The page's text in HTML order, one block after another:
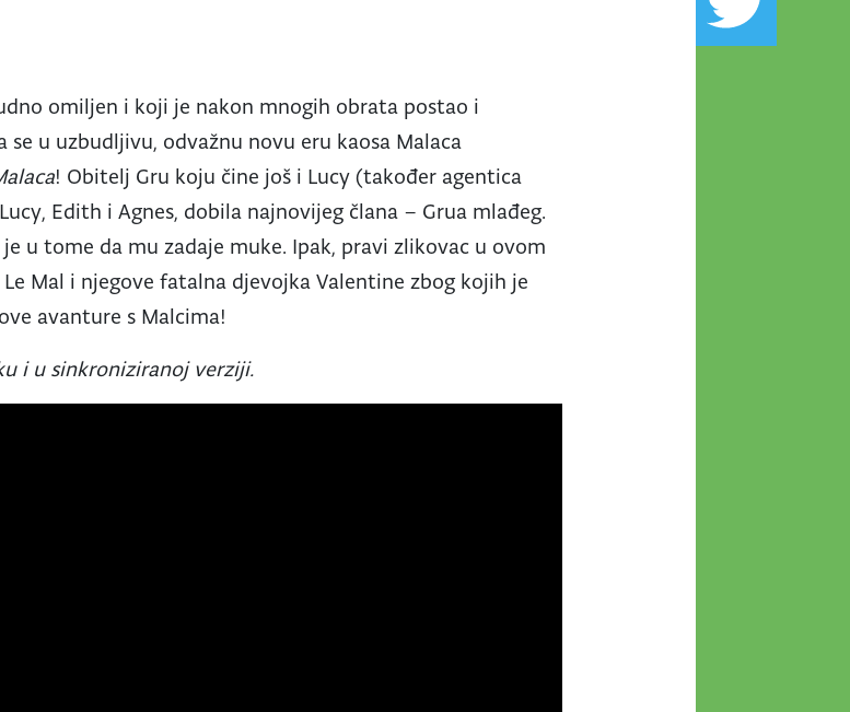
omiljen i koji je nakon mnogih obrata postao i
u uzbudljivu, odvažnu novu eru kaosa Malaca
! Obitelj Gru koju čine još i Lucy (također agentica
Edith i Agnes, dobila najnovijeg člana – Grua mlađeg.
u tome da mu zadaje muke. Ipak, pravi zlikovac u ovom
Mal i njegove fatalna djevojka Valentine zbog kojih je
avanture s Malcima!
i u sinkroniziranoj verziji.